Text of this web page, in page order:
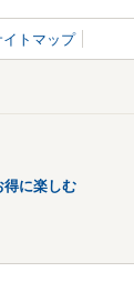
イトマップ
得に楽しむ